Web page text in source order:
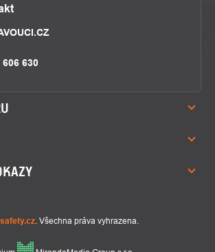
606 630
. Všechna práva vyhrazena.